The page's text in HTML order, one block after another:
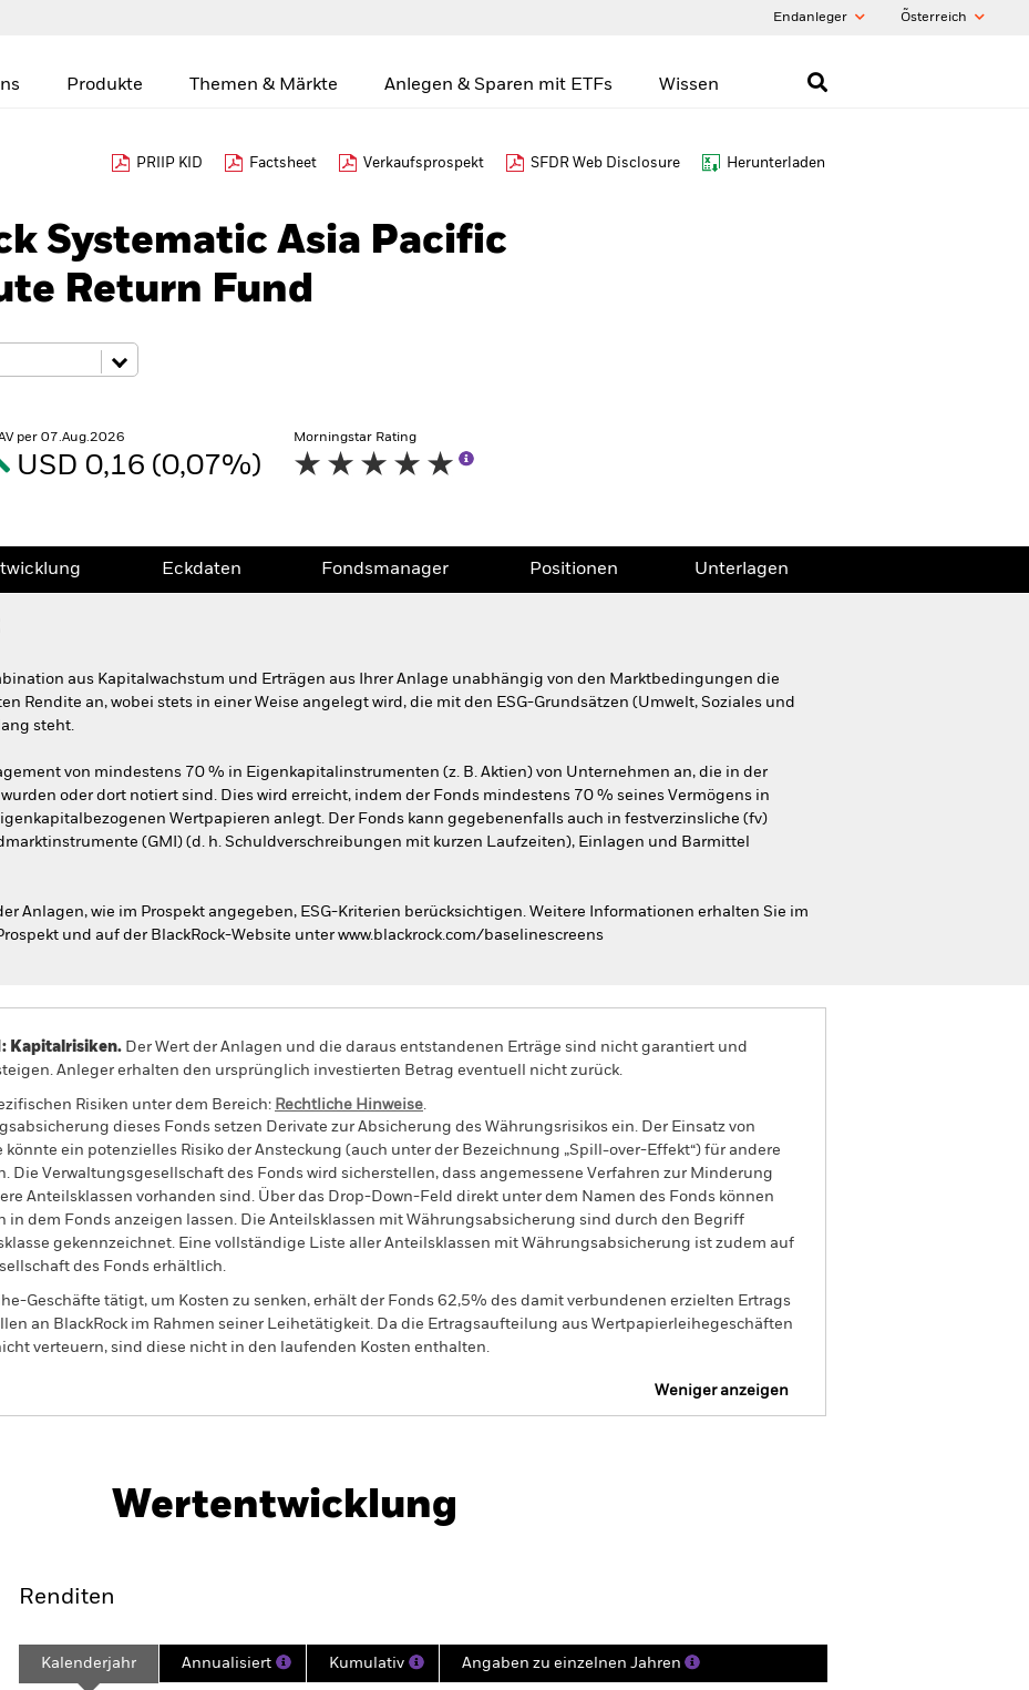
Endanleger Õsterreich
Produkte Themen & Märkte Anlegen & Sparen mit ETFs Wissen
PRIIP KID Factsheet Verkaufsprospekt SFDR Web Disclosure Herunterladen
Systematic Asia Pacific
Return Fund
per 07.Aug.2026
USD 0,16 (0,07%)
Morningstar Rating
Eckdaten Fondsmanager Positionen Unterlagen
aus Kapitalwachstum und Erträgen aus Ihrer Anlage unabhängig von den Marktbedingungen die
Rendite an, wobei stets in einer Weise angelegt wird, die mit den ESG-Grundsätzen (Umwelt, Soziales und
steht.
von mindestens 70 % in Eigenkapitalinstrumenten (z. B. Aktien) von Unternehmen an, die in der
oder dort notiert sind. Dies wird erreicht, indem der Fonds mindestens 70 % seines Vermögens in
Wertpapieren anlegt. Der Fonds kann gegebenenfalls auch in festverzinsliche (fv)
(GMI) (d. h. Schuldverschreibungen mit kurzen Laufzeiten), Einlagen und Barmittel
Anlagen, wie im Prospekt angegeben, ESG-Kriterien berücksichtigen. Weitere Informationen erhalten Sie im
und auf der BlackRock-Website unter www.blackrock.com/baselinescreens
Kapitalrisiken. Der Wert der Anlagen und die daraus entstandenen Erträge sind nicht garantiert und
Anleger erhalten den ursprünglich investierten Betrag eventuell nicht zurück.
Risiken unter dem Bereich: Rechtliche Hinweise.
dieses Fonds setzen Derivate zur Absicherung des Währungsrisikos ein. Der Einsatz von
könnte ein potenzielles Risiko der Ansteckung (auch unter der Bezeichnung „Spill-over-Effekt“) für andere
Die Verwaltungsgesellschaft des Fonds wird sicherstellen, dass angemessene Verfahren zur Minderung
Anteilsklassen vorhanden sind. Über das Drop-Down-Feld direkt unter dem Namen des Fonds können
in dem Fonds anzeigen lassen. Die Anteilsklassen mit Währungsabsicherung sind durch den Begriff
gekennzeichnet. Eine vollständige Liste aller Anteilsklassen mit Währungsabsicherung ist zudem auf
des Fonds erhältlich.
Geschäfte tätigt, um Kosten zu senken, erhält der Fonds 62,5% des damit verbundenen erzielten Ertrags
an BlackRock im Rahmen seiner Leihetätigkeit. Da die Ertragsaufteilung aus Wertpapierleihegeschäften
verteuern, sind diese nicht in den laufenden Kosten enthalten.
Weniger anzeigen
SFDR Web Disclosure
Wertentwicklung
2017-01-01 00:00:00 to 2026-07-31 00:00:00.
Renditen
Kalenderjahr Annualisiert Kumulativ Angaben zu einzelnen Jahren